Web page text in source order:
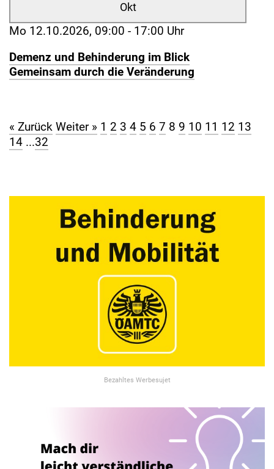
Okt
Mo 12.10.2026, 09:00 - 17:00 Uhr
Demenz und Behinderung im Blick
Gemeinsam durch die Veränderung
« Zurück Weiter » 1 2 3 4 5 6 7 8 9 10 11 12 13
14 ...32
Bezahltes Werbesujet